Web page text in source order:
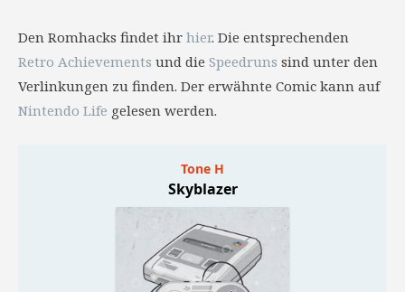
Den Romhacks findet ihr hier. Die entsprechenden
Retro Achievements und die Speedruns sind unter den
Verlinkungen zu finden. Der erwähnte Comic kann auf
Nintendo Life gelesen werden.